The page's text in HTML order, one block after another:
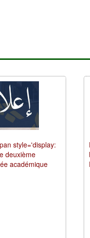
style='display:
deuxième
académique